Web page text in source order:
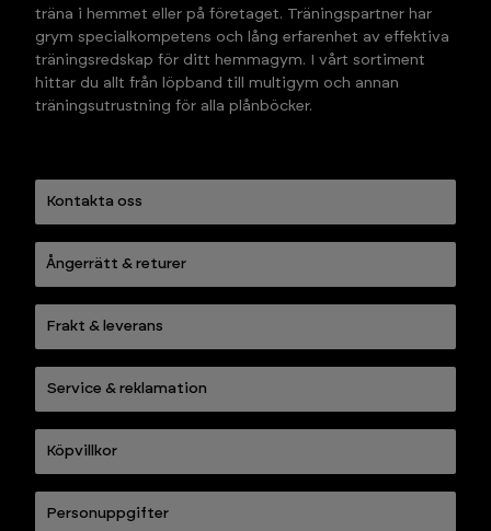
träna i hemmet eller på företaget. Träningspartner har
grym specialkompetens och lång erfarenhet av effektiva
träningsredskap för ditt hemmagym. I vårt sortiment
hittar du allt från löpband till multigym och annan
träningsutrustning för alla plånböcker.
Kontakta oss
Ångerrätt & returer
Frakt & leverans
Service & reklamation
Köpvillkor
Personuppgifter